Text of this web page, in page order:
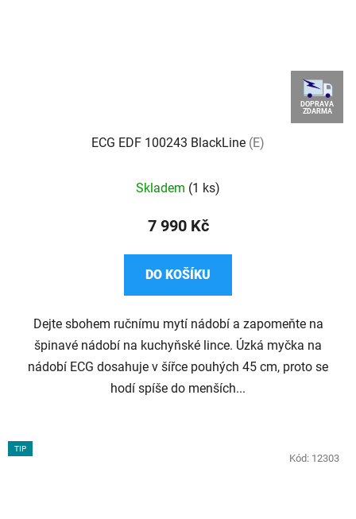
DOPRAVA
ZDARMA
ECG EDF 100243 BlackLine (E)
Skladem (1 ks)
7 990 Kč
DO KOŠÍKU
Dejte sbohem ručnímu mytí nádobí a zapomeňte na
špinavé nádobí na kuchyňské lince. Úzká myčka na
nádobí ECG dosahuje v šířce pouhých 45 cm, proto se
hodí spíše do menších...
TIP
Kód: 12303